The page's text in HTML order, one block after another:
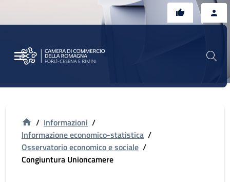
/ Informazioni /
Informazione economico-statistica /
Osservatorio economico e sociale /
Congiuntura Unioncamere